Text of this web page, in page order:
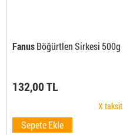
FanusBöğürtlen Sirkesi 500g
132,00 TL
X taksit
Sepete Ekle